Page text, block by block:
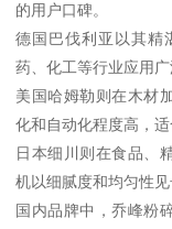
的用户口碑。
德国巴伐利亚以其精
药、化工等行业应用
美国哈姆勒则在木材
化和自动化程度高，适
日本细川则在食品、
机以细腻度和均匀性见
国内品牌中，乔峰粉